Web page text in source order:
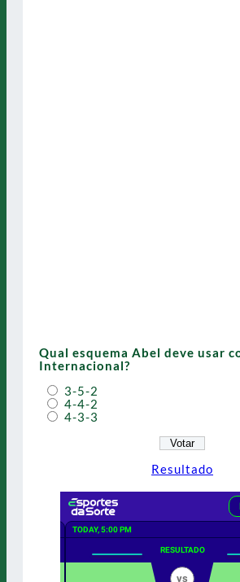
Qual esquema Abel deve usar
Internacional?
3-5-2
4-4-2
4-3-3
Resultado